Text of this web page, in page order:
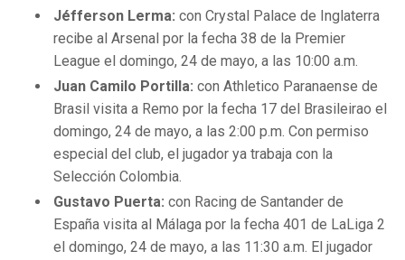
Jéfferson Lerma: con Crystal Palace de Inglaterra
recibe al Arsenal por la fecha 38 de la Premier
League el domingo, 24 de mayo, a las 10:00 a.m.
Juan Camilo Portilla: con Athletico Paranaense de
Brasil visita a Remo por la fecha 17 del Brasileirao el
domingo, 24 de mayo, a las 2:00 p.m. Con permiso
especial del club, el jugador ya trabaja con la
Selección Colombia.
Gustavo Puerta: con Racing de Santander de
España visita al Málaga por la fecha 401 de LaLiga 2
el domingo, 24 de mayo, a las 11:30 a.m. El jugador